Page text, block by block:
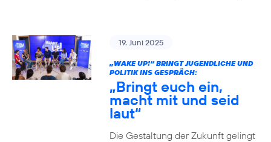
19. Juni 2025
„WAKE UP!“ BRINGT JUGENDLICHE UND
POLITIK INS GESPRÄCH:
„Bringt euch ein,
macht mit und seid
laut“
Die Gestaltung der Zukunft gelingt